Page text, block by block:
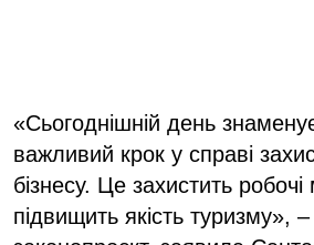
«Сьогоднішній день
важливий крок у справі
бізнесу. Це захистить робочі
підвищить якість туризму»,